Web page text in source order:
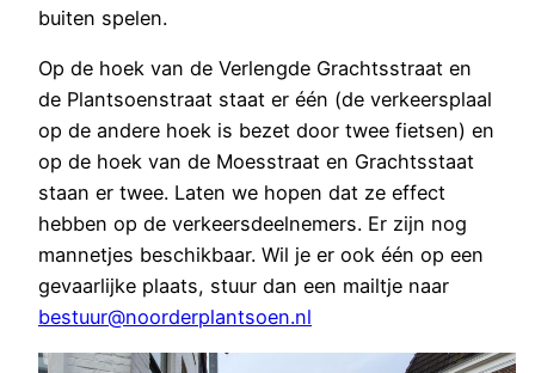
buiten spelen.
Op de hoek van de Verlengde Grachtsstraat en
de Plantsoenstraat staat er één (de verkeersplaal
op de andere hoek is bezet door twee fietsen) en
op de hoek van de Moesstraat en Grachtsstaat
staan er twee. Laten we hopen dat ze effect
hebben op de verkeersdeelnemers. Er zijn nog
mannetjes beschikbaar. Wil je er ook één op een
gevaarlijke plaats, stuur dan een mailtje naar
bestuur@noorderplantsoen.nl